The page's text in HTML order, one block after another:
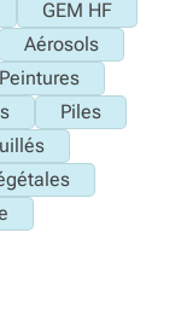
GEM HF
Aérosols
Peintures
Piles